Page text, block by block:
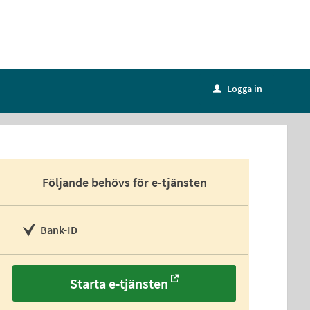
u Logga in
Följande behövs för e-tjänsten
Bank-ID
Starta e-tjänsten